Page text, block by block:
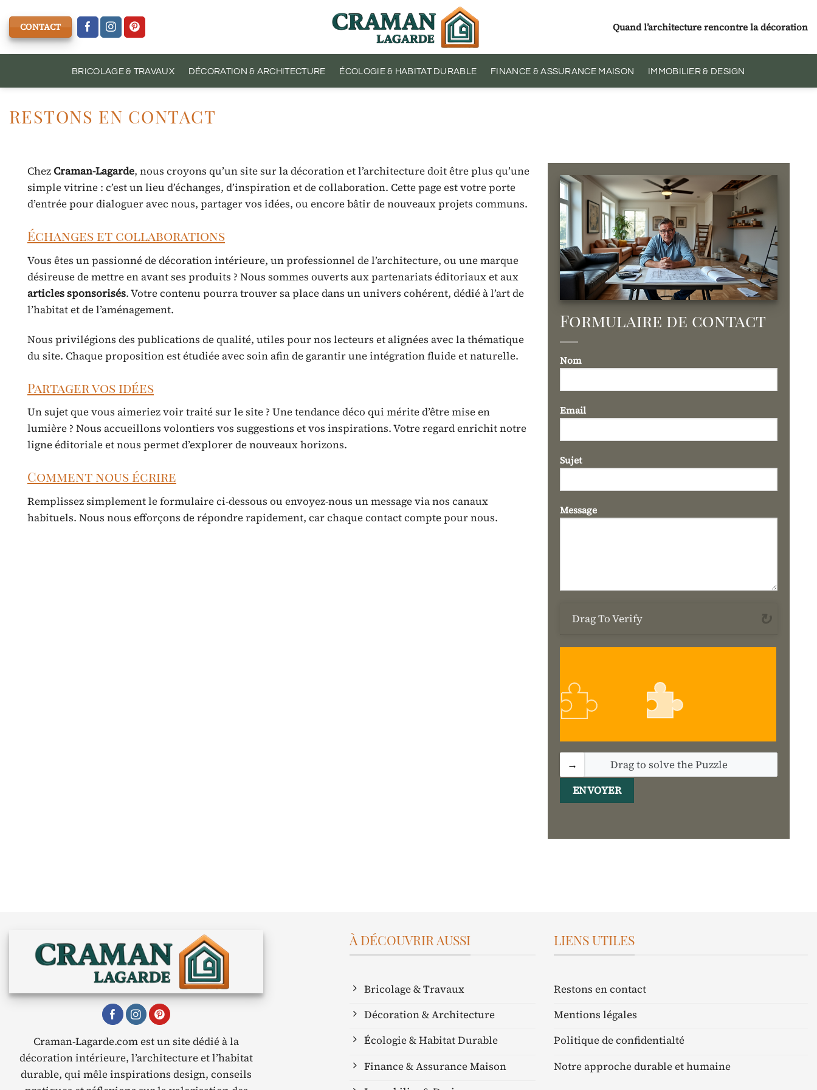
au
contenu
CONTACT Quand l’architecture rencontre la décoration
BRICOLAGE & TRAVAUX DÉCORATION & ARCHITECTURE ÉCOLOGIE & HABITAT DURABLE FINANCE & ASSURANCE MAISON IMMOBILIER & DESIGN
RESTONS EN CONTACT
ChezCraman-Lagarde, nous croyons qu’un site sur la décoration et l’architecture doit être plus qu’une
simple vitrine : c’est un lieu d’échanges, d’inspiration et de collaboration. Cette page est votre porte
d’entrée pour dialoguer avec nous, partager vos idées, ou encore bâtir de nouveaux projets communs.
Échanges et collaborations
Vous êtes un passionné de décoration intérieure, un professionnel de l’architecture, ou une marque
désireuse de mettre en avant ses produits ? Nous sommes ouverts aux partenariats éditoriaux et aux
articles sponsorisés. Votre contenu pourra trouver sa place dans un univers cohérent, dédié à l’art de
l’habitat et de l’aménagement.
Nous privilégions des publications de qualité, utiles pour nos lecteurs et alignées avec la thématique
du site. Chaque proposition est étudiée avec soin afin de garantir une intégration fluide et naturelle.
Partager vos idées
Un sujet que vous aimeriez voir traité sur le site ? Une tendance déco qui mérite d’être mise en
lumière ? Nous accueillons volontiers vos suggestions et vos inspirations. Votre regard enrichit notre
ligne éditoriale et nous permet d’explorer de nouveaux horizons.
Comment nous écrire
Remplissez simplement le formulaire ci-dessous ou envoyez-nous un message via nos canaux
habituels. Nous nous efforçons de répondre rapidement, car chaque contact compte pour nous.
Formulaire de contact
Nom
Email
Sujet
Message
Drag To Verify
Drag to solve the Puzzle
Craman-Lagarde.com est un site dédié à la
décoration intérieure, l’architecture et l’habitat
durable, qui mêle inspirations design, conseils
À DÉCOUVRIR AUSSI
Bricolage & Travaux
Décoration & Architecture
Écologie & Habitat Durable
Finance & Assurance Maison
LIENS UTILES
Restons en contact
Mentions légales
Politique de confidentialté
Notre approche durable et humaine